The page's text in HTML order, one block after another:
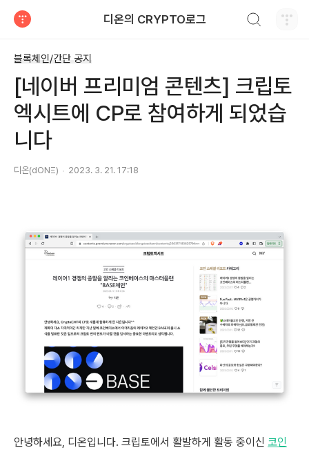
디온의 CRYPTO로그
블록체인/간단 공지
[네이버 프리미엄 콘텐츠] 크립토
엑시트에 CP로 참여하게 되었습
니다
디온(dONΞ) 2023. 3. 21. 17:18
안녕하세요, 디온입니다. 크립토에서 활발하게 활동 중이신 코인